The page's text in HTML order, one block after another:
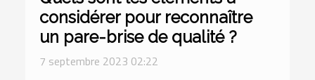
considérer pour reconnaître
un pare-brise de qualité ?
7 septembre 2023 02:22